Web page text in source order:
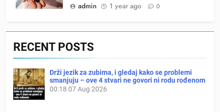
admin
1 year ago 0
RECENT POSTS
Drži jezik za zubima, i gledaj kako se problemi
smanjuju – ove 4 stvari ne govori ni rodu rođenom
00:18 07 Aug 2026